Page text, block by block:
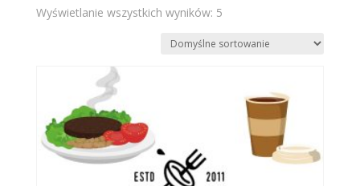
Wyświetlanie wszystkich wyników: 5